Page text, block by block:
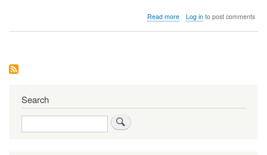
Read moreabout
Log into post comments
Search
Search